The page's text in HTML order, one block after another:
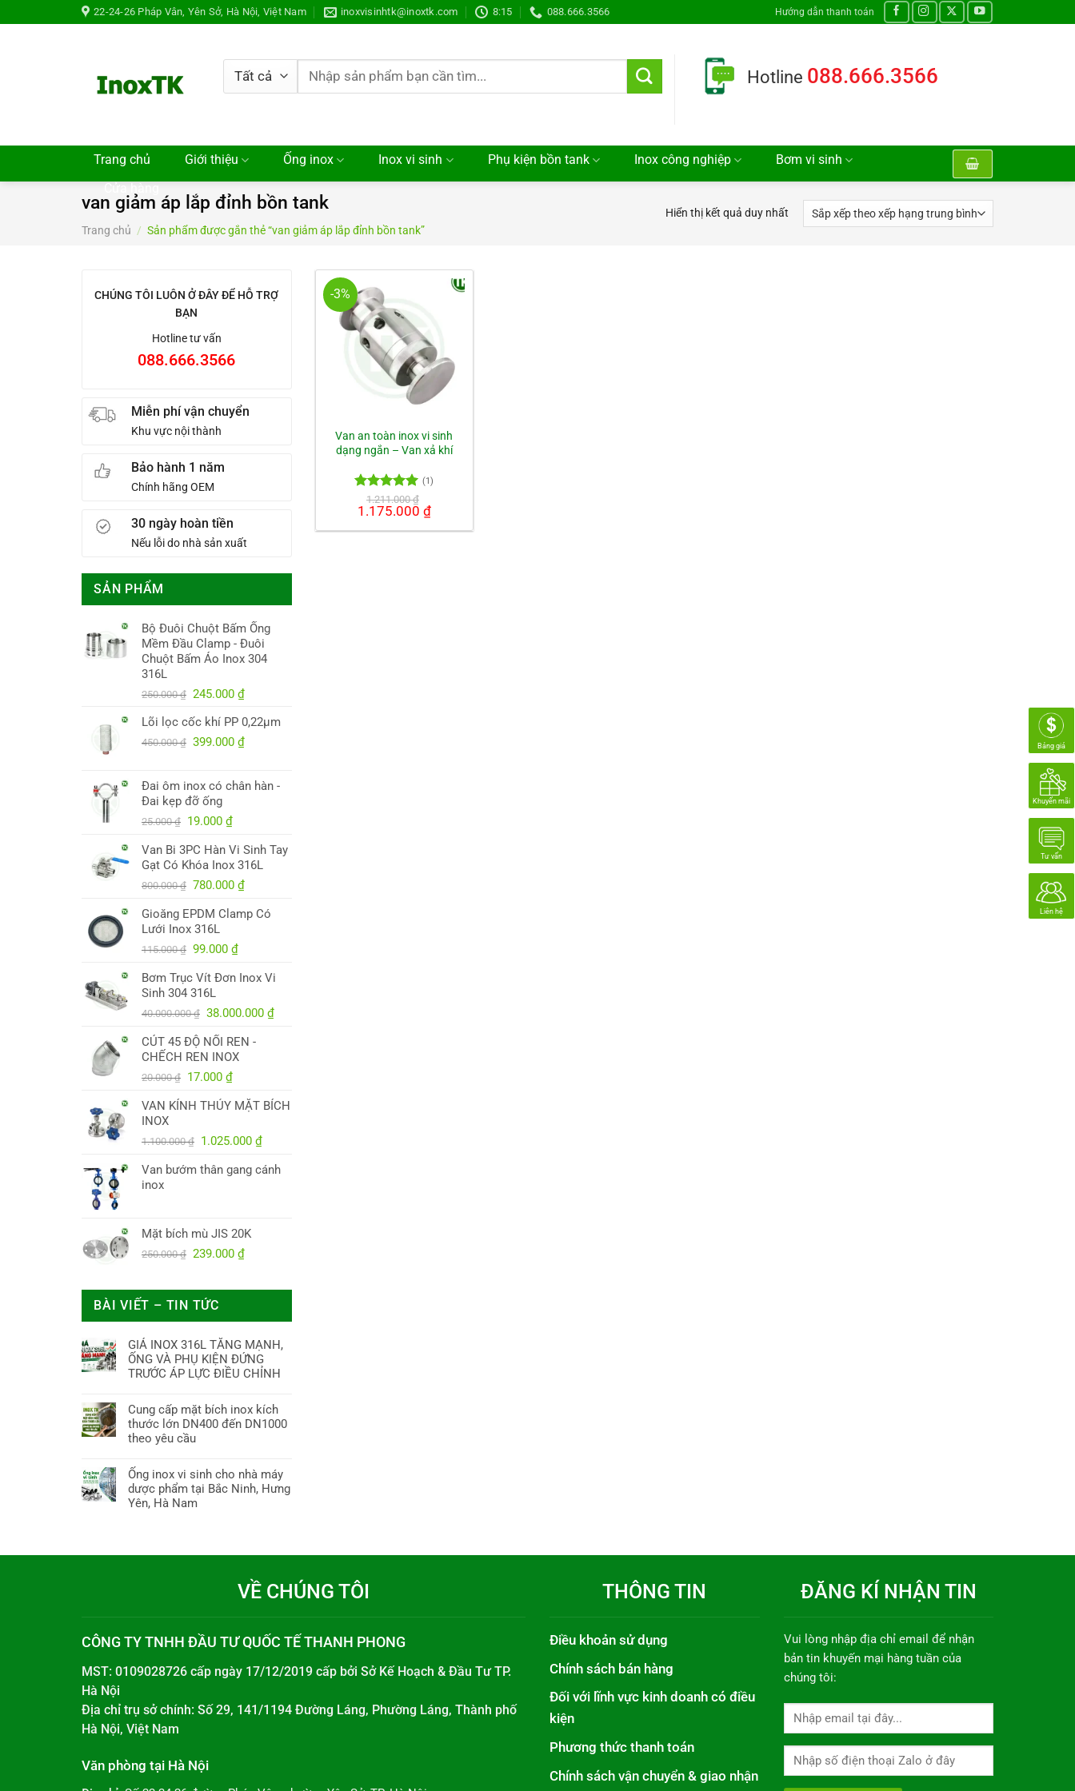
đến
22-24-26 Pháp Vân, Yên Sở, Hà Nội, Việt Nam inoxvisinhtk@inoxtk.com 8:15 088.666.3566 Hướng dẫn thanh toán
Tìm
kiếm:
Hotline 088.666.3566
Trang chủ Giới thiệu Ống inox Inox vi sinh Phụ kiện bồn tank Inox công nghiệp
Bơm vi sinh
van giảm áp lắp đỉnh bồn tank
Trang chủ / Sản phẩm được gắn thẻ “van giảm áp lắp đỉnh bồn tank”
Hiển thị kết quả duy nhất
CHÚNG TÔI LUÔN Ở ĐÂY ĐỂ HỖ TRỢ
BẠN
Hotline tư vấn
088.666.3566
Miễn phí vận chuyển
Khu vực nội thành
Bảo hành 1 năm
Chính hãng OEM
30 ngày hoàn tiền
Nếu lỗi do nhà sản xuất
SẢN PHẨM
Bộ Đuôi Chuột Bấm Ống
Mềm Đầu Clamp - Đuôi
Chuột Bấm Áo Inox 304
316L
250.000₫ Giá
là:
250.000 ₫.
245.000 ₫Giá
tại
là:
Lõi lọc cốc khí PP 0,22µm
450.000₫ Giá
450.000 ₫.
399.000 ₫Giá
là:
Đai ôm inox có chân hàn -
Đai kẹp đỡ ống
25.000₫ Giá
là:
25.000 ₫.
19.000 ₫Giá
tại
là:
19.000 ₫.
Van Bi 3PC Hàn Vi Sinh Tay
Gạt Có Khóa Inox 316L
800.000₫ Giá
là:
800.000 ₫.
780.000 ₫Giá
tại
Gioăng EPDM Clamp Có
Lưới Inox 316L
115.000₫ Giá
là:
115.000 ₫.
99.000 ₫Giá
tại
99.000 ₫.
Bơm Trục Vít Đơn Inox Vi
Sinh 304 316L
40.000.000₫ Giá
là:
40.000.000 ₫.
38.000.000 ₫Giá
CÚT 45 ĐỘ NỐI REN -
CHẾCH REN INOX
20.000₫ Giá
là:
17.000 ₫Giá
tại
17.000 ₫.
VAN KÍNH THỦY MẶT BÍCH
INOX
1.100.000₫ Giá
là:
1.025.000 ₫Giá
tại
Van bướm thân gang cánh
inox
Mặt bích mù JIS 20K
250.000₫ Giá
250.000 ₫.
239.000 ₫Giá
BÀI VIẾT – TIN TỨC
GIÁ INOX 316L TĂNG MẠNH,
ỐNG VÀ PHỤ KIỆN ĐỨNG
TRƯỚC ÁP LỰC ĐIỀU CHỈNH
Cung cấp mặt bích inox kích
thước lớn DN400 đến DN1000
theo yêu cầu
Ống inox vi sinh cho nhà máy
dược phẩm tại Bắc Ninh, Hưng
Yên, Hà Nam
-3%
Van an toàn inox vi sinh
dạng ngắn – Van xả khí
Được xếp
hạng5.00
(1)
1.211.000₫
Giá
gốc
là:
1.175.000 ₫Giá
hiện
tại
VỀ CHÚNG TÔI
CÔNG TY TNHH ĐẦU TƯ QUỐC TẾ THANH PHONG
MST: 0109028726 cấp ngày 17/12/2019 cấp bởi Sở Kế Hoạch & Đầu Tư TP.
Hà Nội
Địa chỉ trụ sở chính: Số 29, 141/1194 Đường Láng, Phường Láng, Thành phố
Hà Nội, Việt Nam
Văn phòng tại Hà Nội
THÔNG TIN
Điều khoản sử dụng
Chính sách bán hàng
Đối với lĩnh vực kinh doanh có điều
kiện
Phương thức thanh toán
Chính sách vận chuyển & giao nhận
ĐĂNG KÍ NHẬN TIN
Vui lòng nhập địa chỉ email để nhận
bản tin khuyến mại hàng tuần của
chúng tôi:
Bảng giá
Khuyến mãi
Tư vấn
Liên hệ